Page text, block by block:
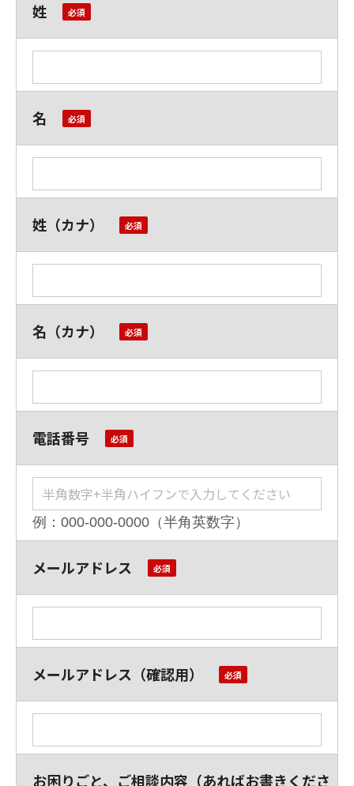
姓
名
姓（カナ）
名（カナ）
電話番号
例：000-000-0000（半角英数字）
メールアドレス
メールアドレス（確認用）
お困りごと、ご相談内容（あればお書きくださ